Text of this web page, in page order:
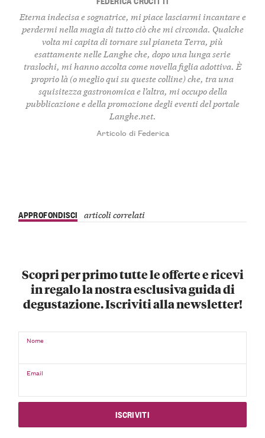
Eterna indecisa e sognatrice, mi piace lasciarmi incantare e
perdermi nella magia di tutto ciò che mi circonda. Qualche
volta mi capita di tornare sul pianeta Terra, più
esattamente nelle Langhe che, dopo una lunga serie
traslochi, mi hanno accolta come novella figlia adottiva. È
proprio là (o meglio qui su queste colline) che, tra una
squisitezza gastronomica e l’altra, mi occupo della
pubblicazione e della promozione degli eventi del portale
Langhe.net.
Articolo di Federica
APPROFONDISCI articoli correlati
Scopri per primo tutte le offerte e ricevi
in regalo la nostra esclusiva guida di
degustazione. Iscriviti alla newsletter!
Nome
Email